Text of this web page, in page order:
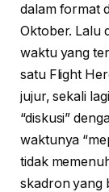
dalam format
Oktober. Lalu
waktu yang
satu Flight
jujur, sekali
“diskusi”
waktunya
tidak
skadron yang